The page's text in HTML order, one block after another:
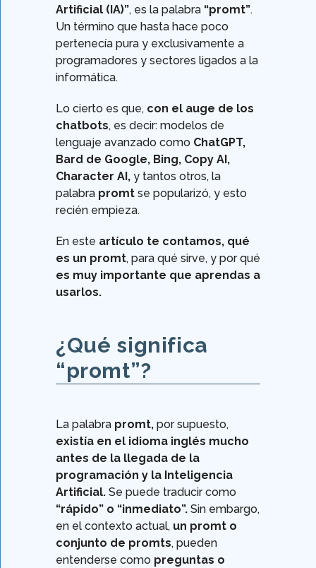
Artificial (IA)”, es la palabra “promt”.
Un término que hasta hace poco
pertenecía pura y exclusivamente a
programadores y sectores ligados a la
informática.
Lo cierto es que, con el auge de los
chatbots, es decir: modelos de
lenguaje avanzado como ChatGPT,
Bard de Google, Bing, Copy AI,
Character AI, y tantos otros, la
palabra promt se popularizó, y esto
recién empieza.
En este artículo te contamos, qué
es un promt, para qué sirve, y por qué
es muy importante que aprendas a
usarlos.
¿Qué significa
“promt”?
La palabra promt, por supuesto,
existía en el idioma inglés mucho
antes de la llegada de la
programación y la Inteligencia
Artificial. Se puede traducir como
“rápido” o “inmediato”. Sin embargo,
en el contexto actual, un promt o
conjunto de promts, pueden
entenderse como preguntas o